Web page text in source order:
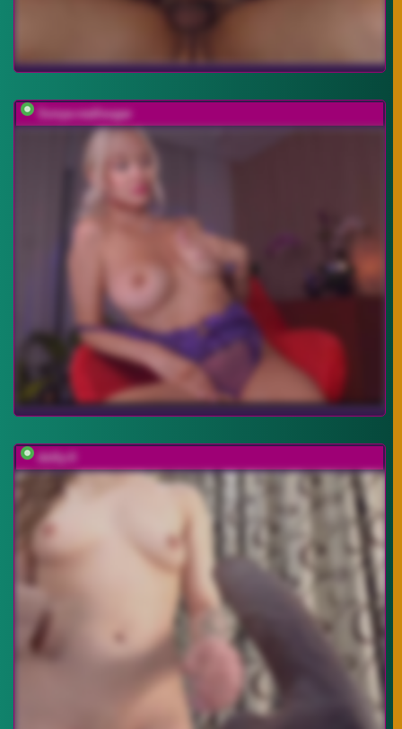
Sonya-reallsugar
dolly-ll